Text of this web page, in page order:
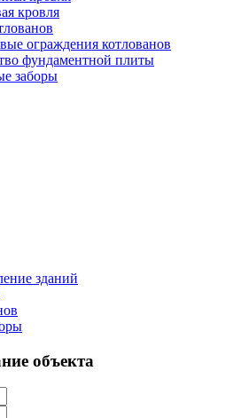
кровля
ограждения котлованов
фундаментной плиты
заборы
зданий
объекта